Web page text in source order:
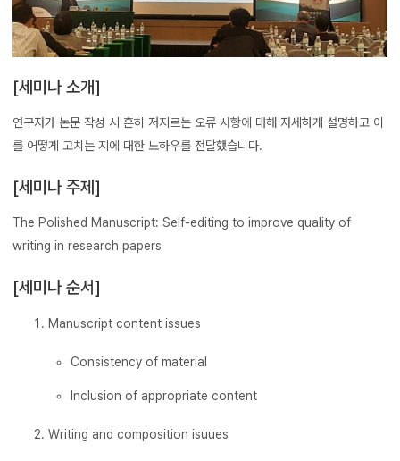
[세미나 소개]
연구자가 논문 작성 시 흔히 저지르는 오류 사항에 대해 자세하게 설명하고 이
를 어떻게 고치는 지에 대한 노하우를 전달했습니다.
[세미나 주제]
The Polished Manuscript: Self-editing to improve quality of
writing in research papers
[세미나 순서]
Manuscript content issues
Consistency of material
Inclusion of appropriate content
Writing and composition isuues